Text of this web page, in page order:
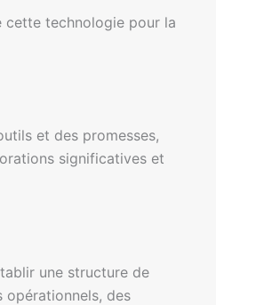
cette technologie pour la
et des promesses,
significatives et
une structure de
opérationnels, des